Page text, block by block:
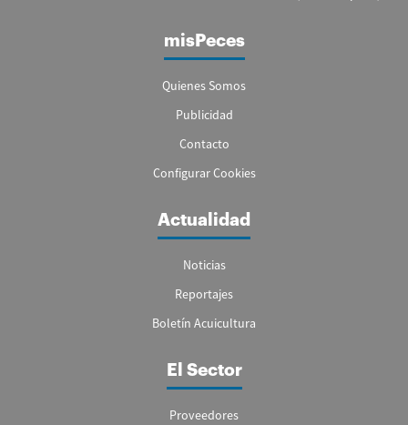
misPeces
Quienes Somos
Publicidad
Contacto
Configurar Cookies
Actualidad
Noticias
Reportajes
Boletín Acuicultura
El Sector
Proveedores